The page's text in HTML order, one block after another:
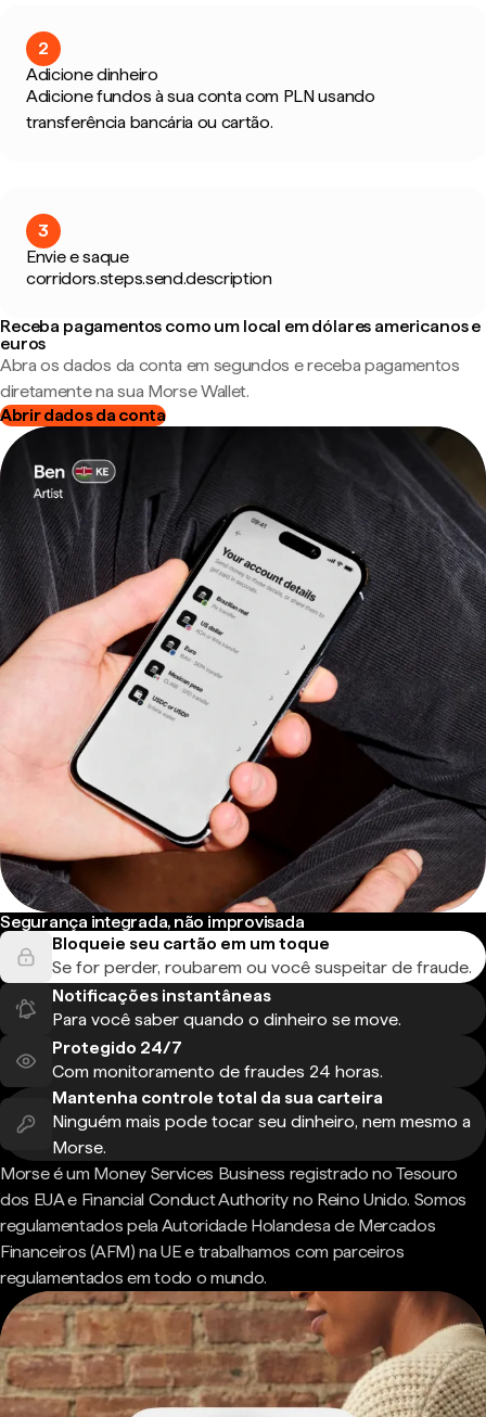
2
Adicione dinheiro
Adicione fundos à sua conta com PLN usando
transferência bancária ou cartão.
3
Envie e saque
corridors.steps.send.description
Receba pagamentos como um local em dólares americanos e
euros
Abra os dados da conta em segundos e receba pagamentos
diretamente na sua Morse Wallet.
Abrir dados da conta
Segurança integrada, não improvisada
Bloqueie seu cartão em um toque
Se for perder, roubarem ou você suspeitar de fraude.
Notificações instantâneas
Para você saber quando o dinheiro se move.
Protegido 24/7
Com monitoramento de fraudes 24 horas.
Mantenha controle total da sua carteira
Ninguém mais pode tocar seu dinheiro, nem mesmo a
Morse.
Morse é um Money Services Business registrado no Tesouro
dos EUA e Financial Conduct Authority no Reino Unido. Somos
regulamentados pela Autoridade Holandesa de Mercados
Financeiros (AFM) na UE e trabalhamos com parceiros
regulamentados em todo o mundo.